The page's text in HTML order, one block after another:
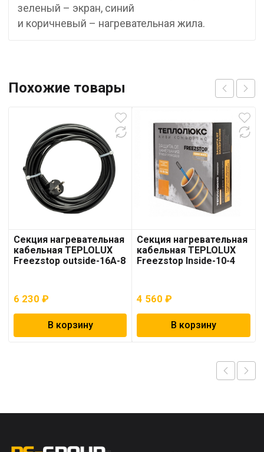
зеленый – экран, синий
и коричневый – нагревательная жила.
Похожие товары
Секция нагревательная
кабельная TEPLOLUX
Freezstop outside-16A-8
6 230 ₽
В корзину
Секция нагревательная
кабельная TEPLOLUX
Freezstop Inside-10-4
4 560₽
В корзину